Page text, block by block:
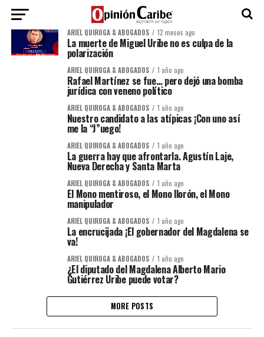
ARIEL QUIROGA & ABOGADOS 12 meses ago
La muerte de Miguel Uribe no es culpa de la
polarización
ARIEL QUIROGA & ABOGADOS 1 año ago
Rafael Martínez se fue… pero dejó una bomba
jurídica con veneno político
ARIEL QUIROGA & ABOGADOS 1 año ago
Nuestro candidato a las atípicas ¡Con uno así
me la “J”uego!
ARIEL QUIROGA & ABOGADOS 1 año ago
La guerra hay que afrontarla. Agustín Laje,
Nueva Derecha y Santa Marta
ARIEL QUIROGA & ABOGADOS 1 año ago
El Mono mentiroso, el Mono llorón, el Mono
manipulador
ARIEL QUIROGA & ABOGADOS 1 año ago
La encrucijada ¡El gobernador del Magdalena se
va!
ARIEL QUIROGA & ABOGADOS 1 año ago
¿El diputado del Magdalena Alberto Mario
Gutiérrez Uribe puede votar?
MORE POSTS